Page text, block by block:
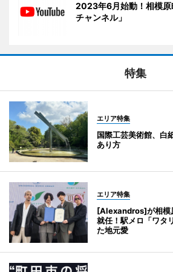
2023年6月始動！相模原
チャンネル」
特集
エリア特集
国際工芸美術館、白
あり方
エリア特集
[Alexandros]が相模
就任！駅メロ「ワタ
た地元愛